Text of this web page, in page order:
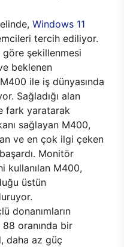
Windows 11
tercih ediliyor.
göre şekillenmesi
beklenen
ile iş dünyasında
Sağladığı alan
fark yaratarak
sağlayan M400,
ve en çok ilgi çeken
Monitör
kullanılan M400,
üstün
donanımların
oranında bir
daha az güç